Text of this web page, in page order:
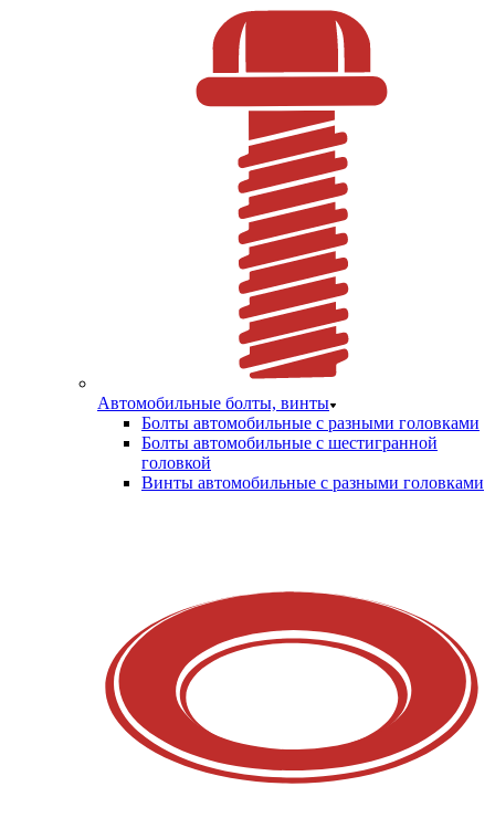
Автомобильные болты, винты
Болты автомобильные с разными головками
Болты автомобильные с шестигранной
головкой
Винты автомобильные с разными головками